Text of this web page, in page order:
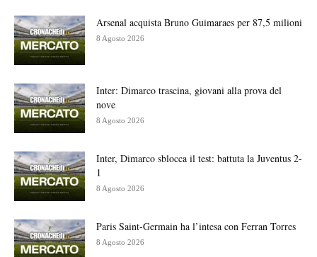
Arsenal acquista Bruno Guimaraes per 87,5 milioni
8 Agosto 2026
Inter: Dimarco trascina, giovani alla prova del
nove
8 Agosto 2026
Inter, Dimarco sblocca il test: battuta la Juventus 2-
1
8 Agosto 2026
Paris Saint-Germain ha l’intesa con Ferran Torres
8 Agosto 2026